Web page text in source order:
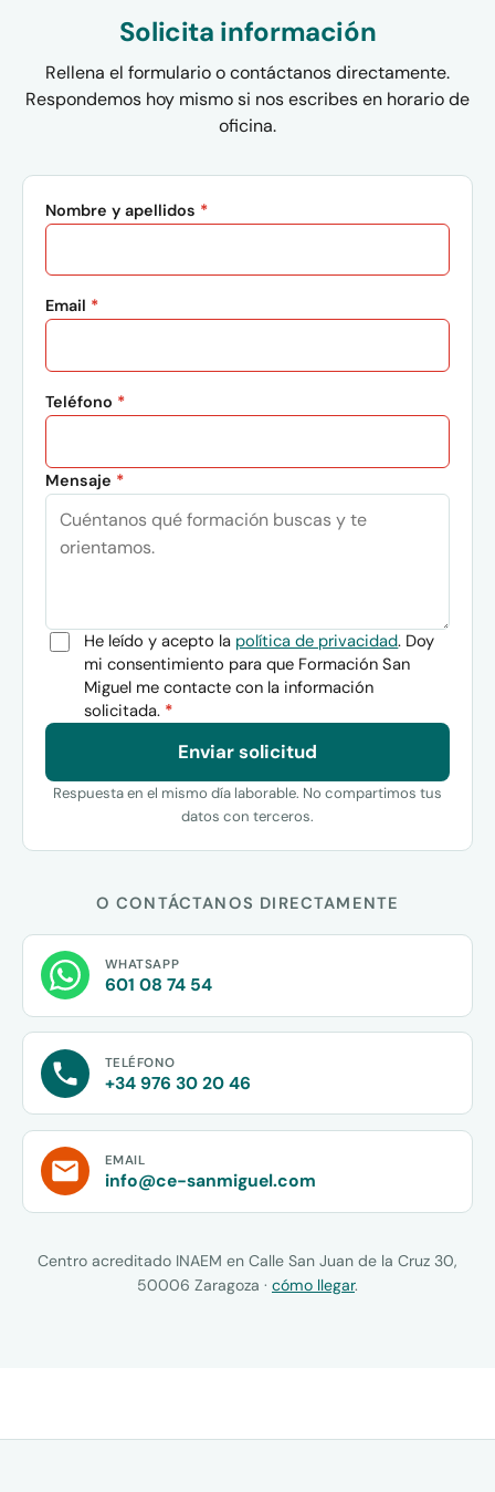
Solicita información
Rellena el formulario o contáctanos directamente.
Respondemos hoy mismo si nos escribes en horario de
oficina.
Nombre y apellidos *
Email *
Teléfono *
Mensaje *
He leído y acepto la política de privacidad. Doy
mi consentimiento para que Formación San
Miguel me contacte con la información
solicitada. *
Enviar solicitud
Respuesta en el mismo día laborable. No compartimos tus
datos con terceros.
O CONTÁCTANOS DIRECTAMENTE
WHATSAPP
601 08 74 54
TELÉFONO
+34 976 30 20 46
EMAIL
info@ce-sanmiguel.com
Centro acreditado INAEM en Calle San Juan de la Cruz 30,
50006 Zaragoza · cómo llegar.